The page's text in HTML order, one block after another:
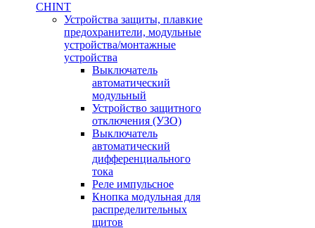
CHINT
Устройства защиты, плавкие
предохранители, модульные
устройства/монтажные
устройства
Выключатель
автоматический
модульный
Устройство защитного
отключения (УЗО)
Выключатель
автоматический
дифференциального
тока
Реле импульсное
Кнопка модульная для
распределительных
щитов